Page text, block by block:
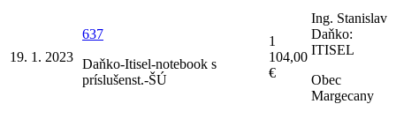
19. 1. 2023
637
Daňko-Itisel-notebook s
príslušenst.-ŠÚ
1
104,00
€
Ing. Stanislav
Daňko:
ITISEL
Obec
Margecany